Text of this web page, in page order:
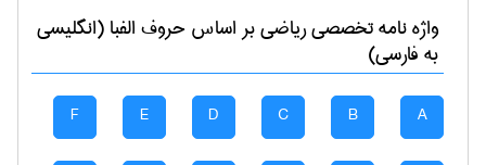
واژه نامه تخصصیرياضیبر اساس حروف الفبا (انگلیسی
به فارسی)
A
B
C
D
E
F